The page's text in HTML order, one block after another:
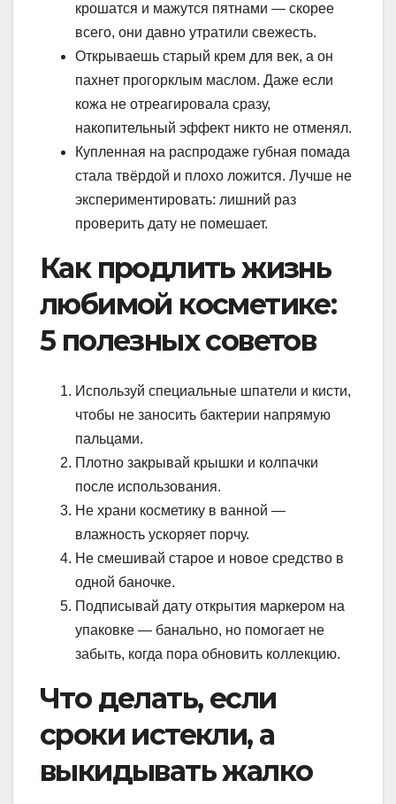
крошатся и мажутся пятнами — скорее
всего, они давно утратили свежесть.
Открываешь старый крем для век, а он
пахнет прогорклым маслом. Даже если
кожа не отреагировала сразу,
накопительный эффект никто не отменял.
Купленная на распродаже губная помада
стала твёрдой и плохо ложится. Лучше не
экспериментировать: лишний раз
проверить дату не помешает.
Как продлить жизнь
любимой косметике:
5 полезных советов
Используй специальные шпатели и кисти,
чтобы не заносить бактерии напрямую
пальцами.
Плотно закрывай крышки и колпачки
после использования.
Не храни косметику в ванной —
влажность ускоряет порчу.
Не смешивай старое и новое средство в
одной баночке.
Подписывай дату открытия маркером на
упаковке — банально, но помогает не
забыть, когда пора обновить коллекцию.
Что делать, если
сроки истекли, а
выкидывать жалко